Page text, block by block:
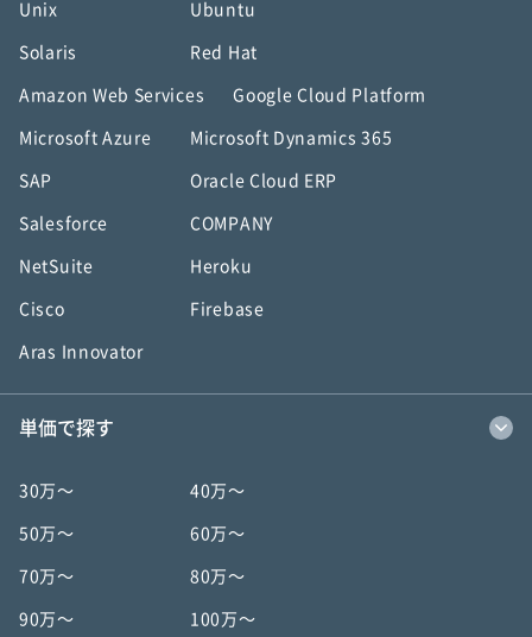
Unix Ubuntu
Solaris Red Hat
Amazon Web Services Google Cloud Platform
Microsoft Azure Microsoft Dynamics 365
SAP Oracle Cloud ERP
Salesforce COMPANY
NetSuite Heroku
Cisco Firebase
Aras Innovator
単価で探す
30万〜 40万〜
50万〜 60万〜
70万〜 80万〜
90万〜 100万〜